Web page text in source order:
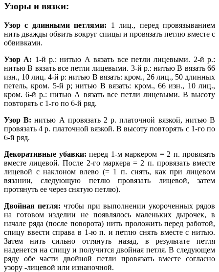
Узоры и вязки:
Узор с длинными петлями: 1 лиц., перед провязыванием
нить дважды обвить вокруг спицы и провязать петлю вместе с
обвивками.
Узор А: 1-й р.: нитью А вязать все петли лицевыми. 2-й р.:
нитью В вязать все петли лицевыми. 3-й р.: нитью В вязать 66
изн., 10 лиц. 4-й р: нитью В вязать: кром., 26 лиц., 50 длинных
петель, кром. 5-й р; нитью В вязать: кром., 66 изн., 10 лиц.,
кром. 6-й р.: нитью А вязать все петли лицевыми. В высоту
повторять с 1-го по 6-й ряд.
Узор В: нитью А провязать 2 р. платочной вязкой, нитью В
провязать 4 р. платочной вязкой. В высоту повторять с 1-го по
6-й ряд.
Декоративные убавки: перед 1-м маркером = 2 п. провязать
вместе лицевой. После 2-го маркера = 2 п. провязать вместе
лицевой с наклоном влево (= 1 п. снять, как при лицевом
вязании, следующую петлю провязать лицевой, затем
протянуть ее через снятую петлю).
Двойная петля: чтобы при выполнении укороченных рядов
на готовом изделии не появлялось маленьких дырочек, в
начале ряда (после поворота) нить проложить перед работой,
спицу ввести справа в 1-ю п. и петлю снять вместе с нитью.
Затем нить сильно оттянуть назад, в результате петля
наденется на спицу и получится двойная петля. В следующем
ряду обе части двойной петли провязать вместе согласно
узору -лицевой или изнаночной.